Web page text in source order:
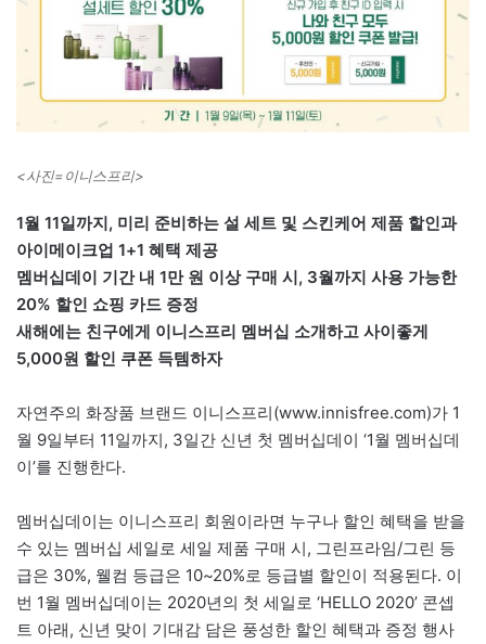
<사진=이니스프리>
1월 11일까지, 미리 준비하는 설 세트 및 스킨케어 제품 할인과
아이메이크업 1+1 혜택 제공
멤버십데이 기간 내 1만 원 이상 구매 시, 3월까지 사용 가능한
20% 할인 쇼핑 카드 증정
새해에는 친구에게 이니스프리 멤버십 소개하고 사이좋게
5,000원 할인 쿠폰 득템하자
자연주의 화장품 브랜드 이니스프리(www.innisfree.com)가 1
월 9일부터 11일까지, 3일간 신년 첫 멤버십데이 ‘1월 멤버십데
이’를 진행한다.
멤버십데이는 이니스프리 회원이라면 누구나 할인 혜택을 받을
수 있는 멤버십 세일로 세일 제품 구매 시, 그린프라임/그린 등
급은 30%, 웰컴 등급은 10~20%로 등급별 할인이 적용된다. 이
번 1월 멤버십데이는 2020년의 첫 세일로 ‘HELLO 2020’ 콘셉
트 아래, 신년 맞이 기대감 담은 풍성한 할인 혜택과 증정 행사